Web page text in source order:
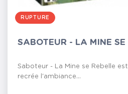
RUPTURE
SABOTEUR - LA MINE SE
Saboteur - La Mine se Rebelle
recrée l'ambiance...